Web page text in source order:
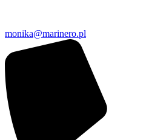
monika@marinero.pl